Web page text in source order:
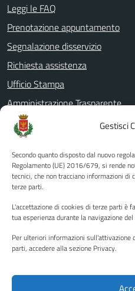
Gestisci
Secondo quanto disposto dal nuovo
Regolamento (UE) 2016/679, si rende
tecnici, che non tracciano informazioni di
terze parti.
L'accettazione di cookies di terze parti è
tua esperienza durante la navigazione
Per ulteriori informazioni sull'attivazione
parti, accedere alla sezione Privacy.
Leggi le FAQ
Prenotazione appuntamento
Segnalazione disservizio
Richiesta assistenza
Ufficio Stampa
Amministrazione Trasparente
Albo pretorio
Informativa privacy
Note legali
Dichiarazione di accessibilità
SEGUICI SU